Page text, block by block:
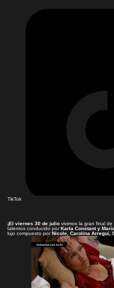
TikTok
¡El viernes 30 de julio vivimos la gran final de
talentos conducido porKarla Constant y
lujo compuesto porNicole, Carolina Arregui,